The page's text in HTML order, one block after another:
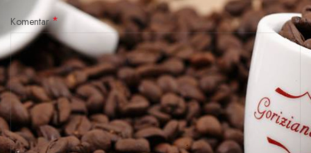
Komentar*